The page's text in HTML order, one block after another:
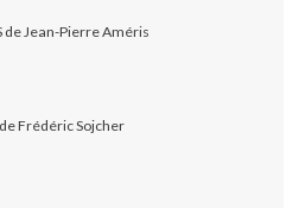
de Jean-Pierre Améris
Frédéric Sojcher